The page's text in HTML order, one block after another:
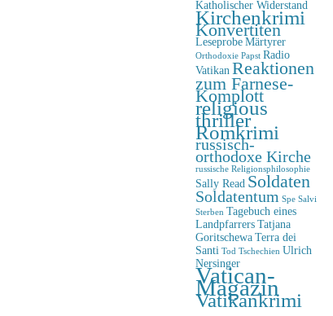
Katholischer Widerstand
Kirchenkrimi
Konvertiten
Leseprobe Märtyrer
Orthodoxie Papst Radio
Vatikan Reaktionen
zum Farnese-
Komplott
religious
thriller
Romkrimi
russisch-
orthodoxe Kirche
russische Religionsphilosophie
Sally Read Soldaten
Soldatentum Spe Salvi
Sterben Tagebuch eines
Landpfarrers Tatjana
Goritschewa Terra dei
Santi Tod Tschechien Ulrich
Nersinger
Vatican-
Magazin
Vatikankrimi